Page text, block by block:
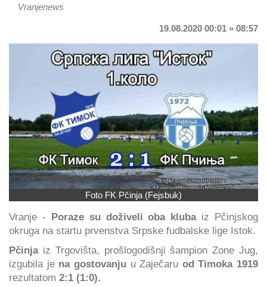
Vranjenews
19.08.2020 00:01 » 08:57
Foto FK Pčinja (Fejsbuk)
Vranje - Poraze su doživeli oba kluba iz Pčinjskog
okruga na startu prvenstva Srpske fudbalske lige Istok.
Pčinjaiz Trgovišta, prošlogodišnji šampion Zone Jug,
izgubila je na gostovanju u Zaječaru od Timoka 1919
rezultatom 2:1 (1:0).